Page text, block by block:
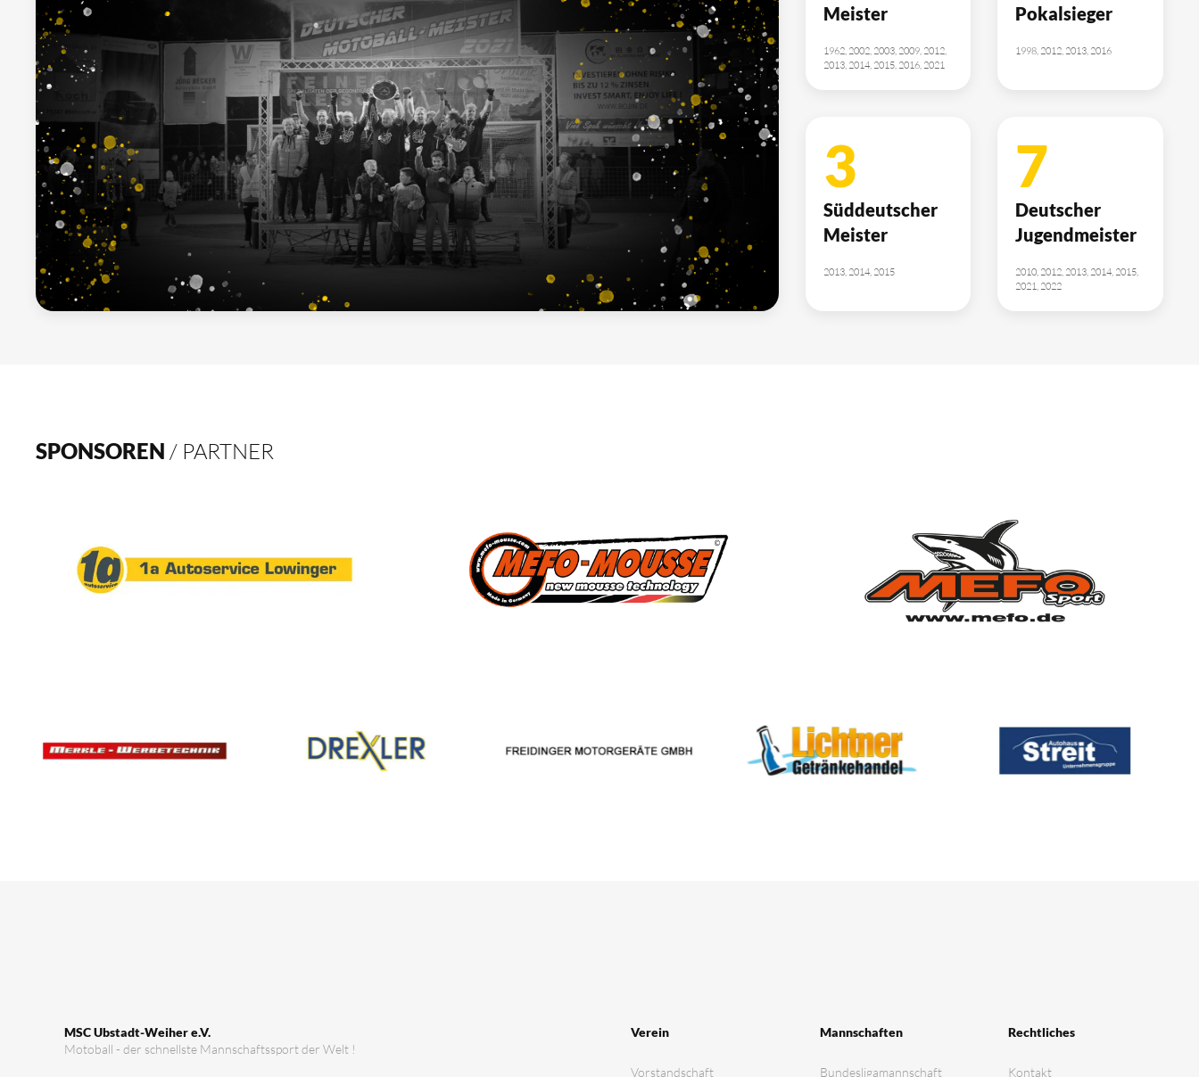
Meister
1962, 2002, 2003, 2009, 2012,
2013, 2014, 2015, 2016, 2021
Pokalsieger
1998, 2012, 2013, 2016
3
Süddeutscher
Meister
2013, 2014, 2015
7
Deutscher
Jugendmeister
2010, 2012, 2013, 2014, 2015,
2021, 2022
SPONSOREN / PARTNER
MSC Ubstadt-Weiher e.V.
Motoball - der schnellste Mannschaftssport der Welt !
Verein
Vorstandschaft
Mannschaften
Bundesligamannschaft
Rechtliches
Kontakt